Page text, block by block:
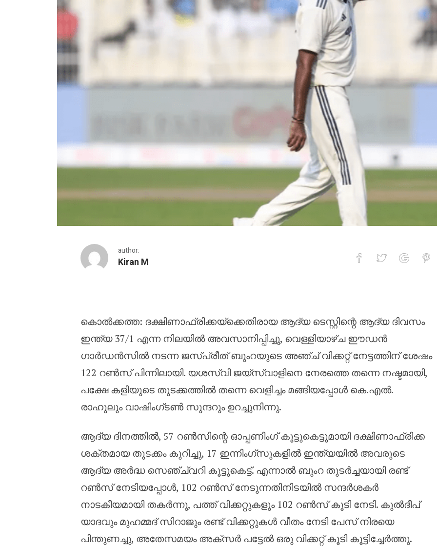
author:
Kiran M
ഒന്നാം ടെസ്റ്റ് : ബുംറയുടെ അഞ്ച് വിക്കറ്റ് നേട്ടത്തിന്
കൊൽക്കത്ത: ദക്ഷിണാഫ്രിക്കയ്‌ക്കെതിരായ ആദ്യ ടെസ്റ്റിന്റെ ആദ്യ ദിവസം
ഇന്ത്യ 37/1 എന്ന നിലയിൽ അവസാനിപ്പിച്ചു, വെള്ളിയാഴ്ച ഈഡൻ
ഗാർഡൻസിൽ നടന്ന ജസ്പ്രീത് ബുംറയുടെ അഞ്ച് വിക്കറ്റ് നേട്ടത്തിന് ശേഷം
122 റൺസ് പിന്നിലായി. യശസ്വി ജയ്‌സ്വാളിനെ നേരത്തെ തന്നെ നഷ്ടമായി,
പക്ഷേ കളിയുടെ തുടക്കത്തിൽ തന്നെ വെളിച്ചം മങ്ങിയപ്പോൾ കെ.എൽ.
രാഹുലും വാഷിംഗ്ടൺ സുന്ദറും ഉറച്ചുനിന്നു.
ആദ്യ ദിനത്തിൽ, 57 റൺസിന്റെ ഓപ്പണിംഗ് കൂട്ടുകെട്ടുമായി ദക്ഷിണാഫ്രിക്ക
ശക്തമായ തുടക്കം കുറിച്ചു, 17 ഇന്നിംഗ്‌സുകളിൽ ഇന്ത്യയിൽ അവരുടെ
ആദ്യ അർദ്ധ സെഞ്ച്വറി കൂട്ടുകെട്ട്. എന്നാൽ ബുംറ തുടർച്ചയായി രണ്ട്
റൺസ് നേടിയപ്പോൾ, 102 റൺസ് നേടുന്നതിനിടയിൽ സന്ദർശകർ
നാടകീയമായി തകർന്നു, പത്ത് വിക്കറ്റുകളും 102 റൺസ് കൂടി നേടി. കുൽദീപ്
യാദവും മുഹമ്മദ് സിറാജും രണ്ട് വിക്കറ്റുകൾ വീതം നേടി പേസ് നിരയെ
പിന്തുണച്ചു, അതേസമയം അക്‌സർ പട്ടേൽ ഒരു വിക്കറ്റ് കൂടി കൂട്ടിച്ചേർത്തു.